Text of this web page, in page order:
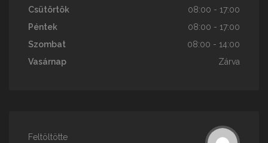
Csütörtök
08:00 - 17:00
Péntek
08:00 - 17:00
Szombat
08:00 - 14:00
Vasárnap
Zárva
Feltöltötte